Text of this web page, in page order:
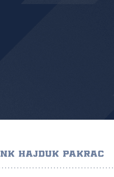
NK HAJDUK PAKRAC